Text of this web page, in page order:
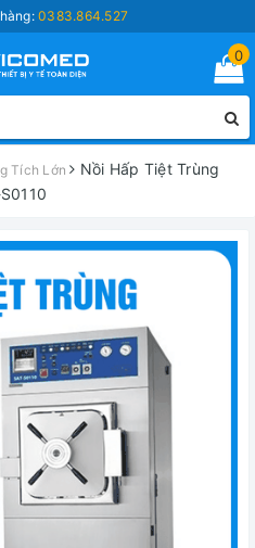
0383.864.527
0
Tích Lớn
Nồi Hấp Tiệt Trùng